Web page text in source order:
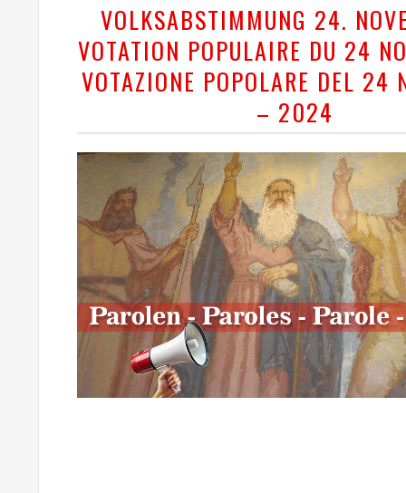
VOLKSABSTIMMUNG 24.
VOTATION POPULAIRE DU 24
VOTAZIONE POPOLARE DEL 24
– 2024